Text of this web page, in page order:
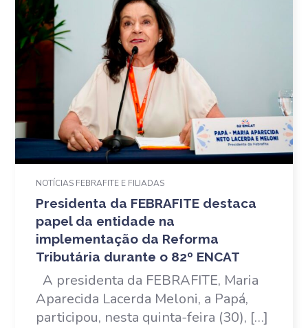
NOTÍCIAS FEBRAFITE E FILIADAS
Presidenta da FEBRAFITE destaca
papel da entidade na
implementação da Reforma
Tributária durante o 82º ENCAT
A presidenta da FEBRAFITE, Maria
Aparecida Lacerda Meloni, a Papá,
participou, nesta quinta-feira (30), […]